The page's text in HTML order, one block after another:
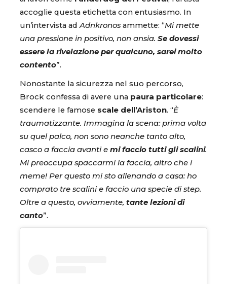
accoglie questa etichetta con entusiasmo. In
un’intervista adAdnkronos ammette: “Mi mette
una pressione in positivo, non ansia. Se dovessi
essere la rivelazione per qualcuno, sarei molto
contento”.
Nonostante la sicurezza nel suo percorso,
Brock confessa di avere una paura particolare:
scendere le famose scale dell’Ariston. “È
traumatizzante. Immagina la scena: prima volta
su quel palco, non sono neanche tanto alto,
casco a faccia avanti e mi faccio tutti gli scalini.
Mi preoccupa spaccarmi la faccia, altro che i
meme! Per questo mi sto allenando a casa: ho
comprato tre scalini e faccio una specie di step.
Oltre a questo, ovviamente, tante lezioni di
canto”.